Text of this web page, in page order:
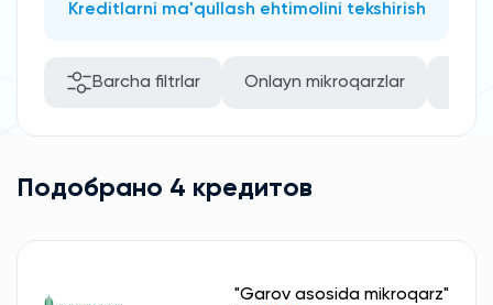
Kreditlarni ma'qullash ehtimolini tekshirish
Barcha filtrlar Onlayn mikroqarzlar
Подобрано 4 кредитов
"Garov asosida mikroqarz"